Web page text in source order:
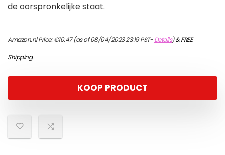
de oorspronkelijke staat.
Amazon.nl Price:€10.47(as of 08/04/2023 23:19 PST-Details)&FREE
Shipping.
KOOP PRODUCT